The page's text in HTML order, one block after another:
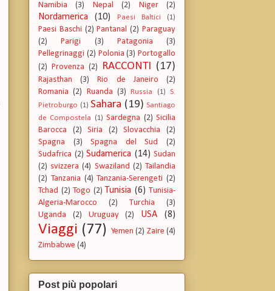
Namibia
(3) Nepal (2) Niger (2)
Nordamerica (10) Paesi Baltici (1)
Paesi Baschi (2) Pantanal (2) Paraguay
(2)
Parigi (3) Patagonia
(3)
Pellegrinaggi (2) Polonia (3) Portogallo
(2) Provenza (2) RACCONTI (17)
Rajasthan (3) Rio de Janeiro
(2)
Romania (2) Ruanda (3) Russia (1)
S.
Pietroburgo (1) Sahara (19) Santiago
de Compostela
(1) Sardegna (2) Sicilia
Barocca
(2) Siria (2) Slovacchia
(2)
Spagna
(3) Spagna del Sud
(2)
Sudafrica (2) Sudamerica (14) Sudan
(2) svizzera (4) Swaziland (2) Tailandia
(2) Tanzania (4) Tanzania-Serengeti (2)
Tchad (2) Togo (2) Tunisia (6) Tunisia-
Algeria-Marocco
(2) Turchia
(3)
Uganda
(2) Uruguay (2) USA (8)
Viaggi (77) Yemen (2) Zaire (4)
Zimbabwe (4)
Post più popolari